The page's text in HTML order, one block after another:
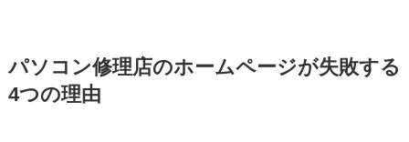
パソコン修理店のホームページが失敗する
4つの理由